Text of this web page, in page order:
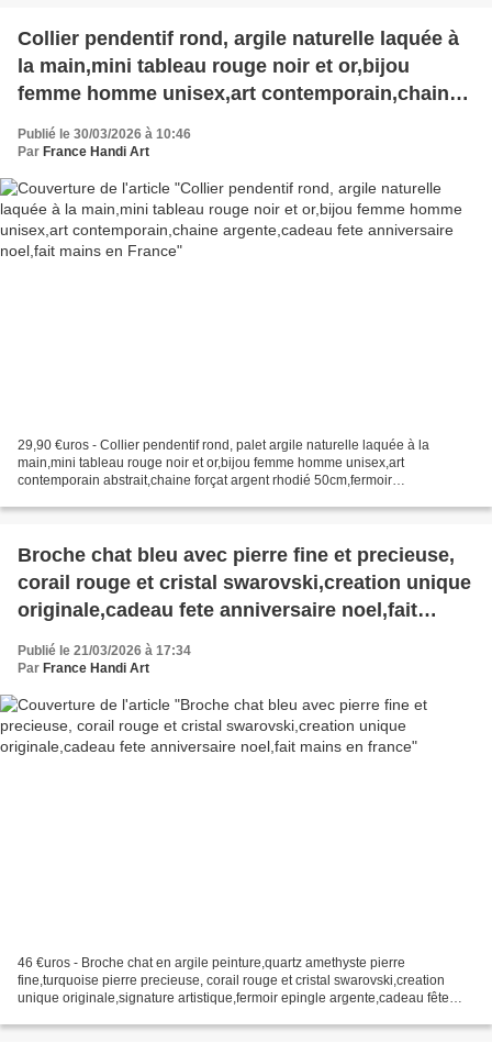
Collier pendentif rond, argile naturelle laquée à
la main,mini tableau rouge noir et or,bijou
femme homme unisex,art contemporain,chaine
en France
Publié le 30/03/2026 à 10:46
Par France Handi Art
29,90 €uros - Collier pendentif rond, palet argile naturelle laquée à la
main,mini tableau rouge noir et or,bijou femme homme unisex,art
contemporain abstrait,chaine forçat argent rhodié 50cm,fermoir
Broche chat bleu avec pierre fine et precieuse,
corail rouge et cristal swarovski,creation unique
originale,cadeau fete anniversaire noel,fait
mains en france
Publié le 21/03/2026 à 17:34
Par France Handi Art
46 €uros - Broche chat en argile peinture,quartz amethyste pierre
fine,turquoise pierre precieuse, corail rouge et cristal swarovski,creation
unique originale,signature artistique,fermoir epingle argente,cadeau fête